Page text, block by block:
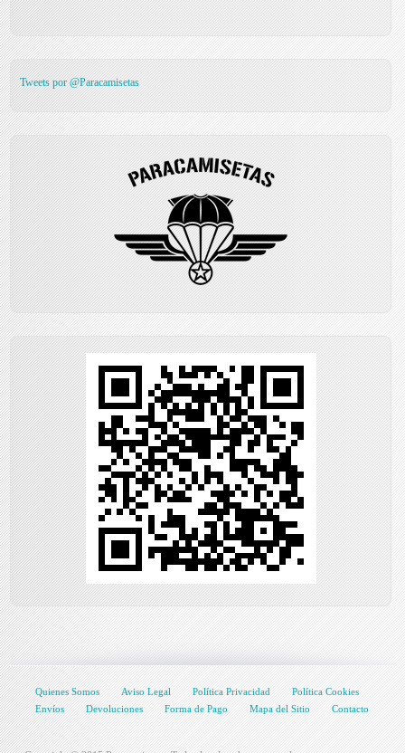
Tweets por @Paracamisetas
Quienes Somos Aviso Legal Política Privacidad
Política Cookies
Envíos
Devoluciones Forma de Pago Mapa del Sitio Contacto